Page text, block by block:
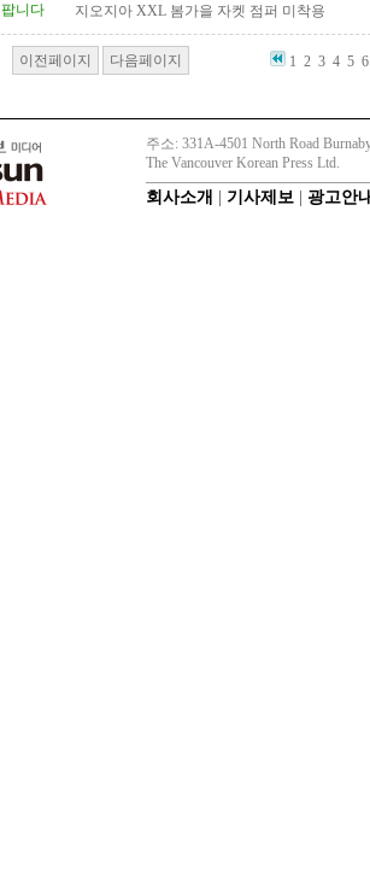
팝니다 지오지아 XXL 봄가을 자켓 점퍼 미착용
이전페이지 다음페이지 1 2 3 4 5 6
주소: 331A-4501 North Road
The Vancouver Korean Press Ltd.
회사소개 기사제보 광고안